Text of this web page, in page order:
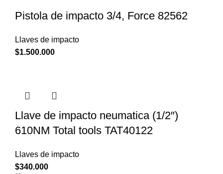
Pistola de impacto 3/4, Force 82562
Llaves de impacto
$1.500.000
Llave de impacto neumatica (1/2″)
610NM Total tools TAT40122
Llaves de impacto
$340.000